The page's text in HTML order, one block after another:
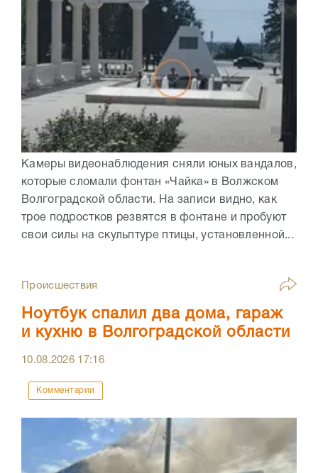
Камеры видеонаблюдения сняли юных вандалов,
которые сломали фонтан «Чайка» в Волжском
Волгоградской области. На записи видно, как
трое подростков резвятся в фонтане и пробуют
свои силы на скульптуре птицы, установленной...
Происшествия
Ноутбук спалил два дома, гараж
и кухню в Волгоградской области
10.08.2026 17:16
Комментарии